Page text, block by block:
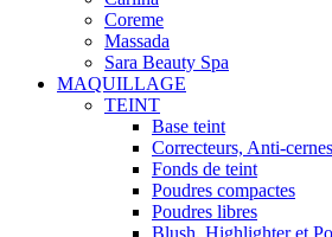
Coreme
Massada
Sara Beauty Spa
MAQUILLAGE
TEINT
Base teint
Correcteurs, Anti-
Fonds de teint
Poudres compactes
Poudres libres
Blush, Highlighter et